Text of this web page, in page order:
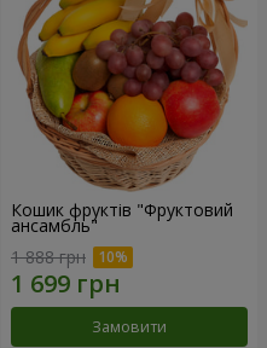
Кошик фруктів "Фруктовий
ансамбль"
1 888 грн
Замовити